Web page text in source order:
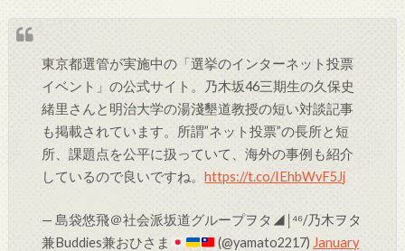
東京都選管が実施中の「選挙のインターネット投票
イベント」の公式サイト。乃木坂46三期生の久保史
緒里さんと明治大学の湯淺墾道教授の短い対談記事
も掲載されています。所謂”ネット投票”の長所と短
所、課題点を公平に扱っていて、海外の事例も紹介
しているので良いですね。https://t.co/IEhbWvF5Jj
— 島袋悠飛＠社会派坂道グループヲタ◢￨⁴⁶/乃木ヲタ
兼Buddies兼おひさま
(@yamato2217) January